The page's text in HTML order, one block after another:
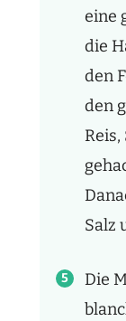
eine
die
den
den
Salz
Die